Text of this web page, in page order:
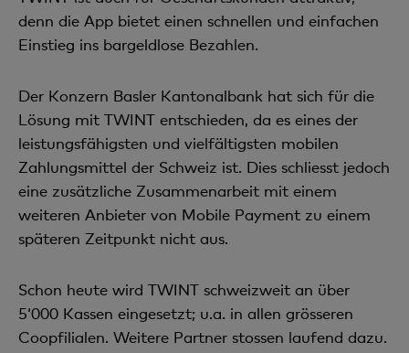
denn die App bietet einen schnellen und einfachen
Einstieg ins bargeldlose Bezahlen.
Der Konzern Basler Kantonalbank hat sich für die
Lösung mit TWINT entschieden, da es eines der
leistungsfähigsten und vielfältigsten mobilen
Zahlungsmittel der Schweiz ist. Dies schliesst jedoch
eine zusätzliche Zusammenarbeit mit einem
weiteren Anbieter von Mobile Payment zu einem
späteren Zeitpunkt nicht aus.
Schon heute wird TWINT schweizweit an über
5‘000 Kassen eingesetzt; u.a. in allen grösseren
Coopfilialen. Weitere Partner stossen laufend dazu.